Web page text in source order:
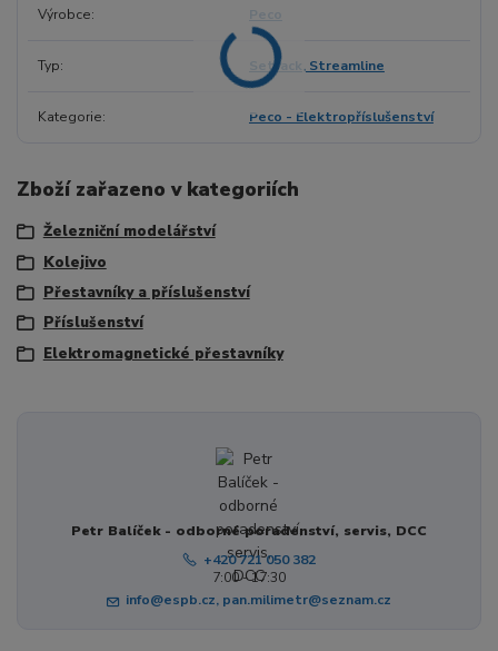
Výrobce
Typ Setrack, Streamline
Kategorie Peco - Elektropříslušenství
Zboží zařazeno v kategoriích
Železniční modelářství
Kolejivo
Přestavníky a příslušenství
Příslušenství
Elektromagnetické přestavníky
Petr Balíček - odborné poradenství, servis, DCC
+420 721 050 382
7:00 - 17:30
info@espb.cz, pan.milimetr@seznam.cz